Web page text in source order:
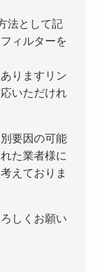
法として記
ィルターを
りますリン
いただけれ
要因の可能
た業者様に
えておりま
しくお願い